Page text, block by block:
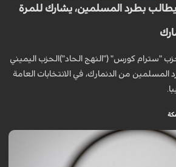
بطرد المسلمين، يشارك للمرة
"سترام كورس" ("النهج الحاد")الحزب اليميني
من الدنمارك، في الانتخابات العامة